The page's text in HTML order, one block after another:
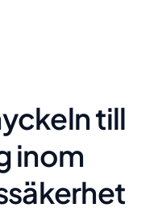
till
inom